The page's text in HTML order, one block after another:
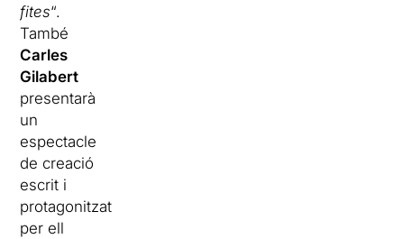
fites“.
També
Carles
Gilabert
presentarà
un
espectacle
de creació
escrit i
protagonitzat
per ell